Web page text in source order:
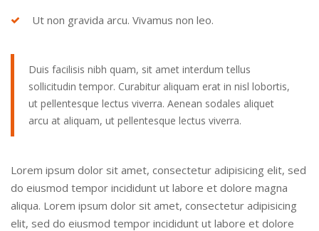
Ut non gravida arcu. Vivamus non leo.
Duis facilisis nibh quam, sit amet interdum tellus
sollicitudin tempor. Curabitur aliquam erat in nisl lobortis,
ut pellentesque lectus viverra. Aenean sodales aliquet
arcu at aliquam, ut pellentesque lectus viverra.
Lorem ipsum dolor sit amet, consectetur adipisicing elit, sed
do eiusmod tempor incididunt ut labore et dolore magna
aliqua. Lorem ipsum dolor sit amet, consectetur adipisicing
elit, sed do eiusmod tempor incididunt ut labore et dolore